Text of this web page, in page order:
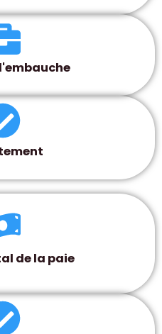
de la paie